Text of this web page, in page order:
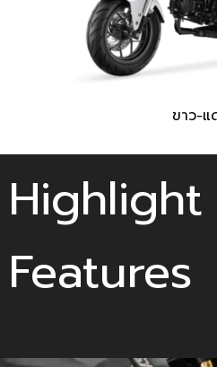
ขาว-แ
Highlight
Features